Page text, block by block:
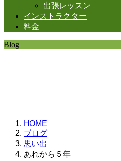
出張レッスン
インストラクター
料金
Blog
HOME
ブログ
思い出
あれから５年